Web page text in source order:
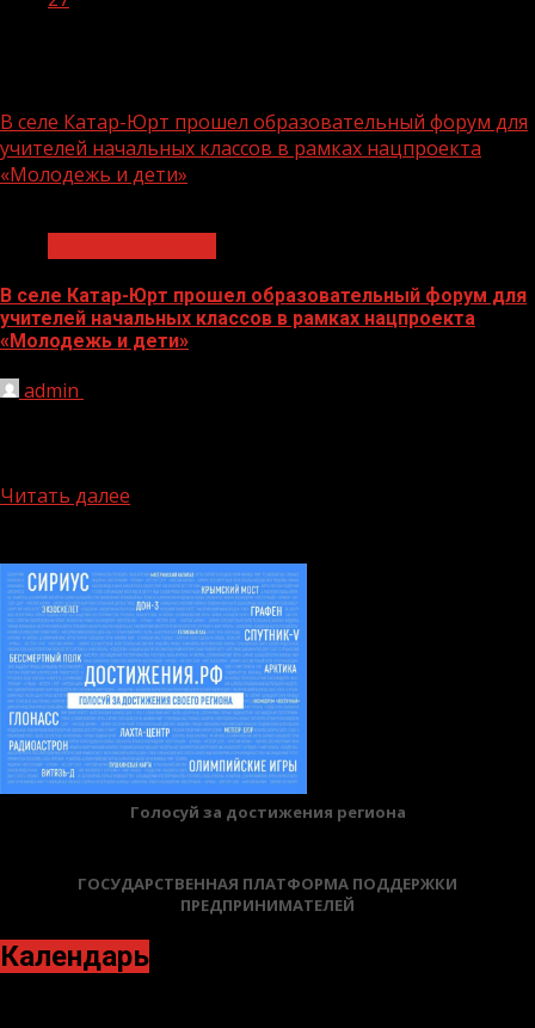
В селе Катар-Юрт прошел образовательный форум для
учителей начальных классов в рамках нацпроекта
«Молодежь и дети»
В селе Катар-Юрт прошел образовательный форум для
учителей начальных классов в рамках нацпроекта
«Молодежь и дети»
admin
Читать далее
Голосуй за достижения региона
ГОСУДАРСТВЕННАЯ ПЛАТФОРМА ПОДДЕРЖКИ
ПРЕДПРИНИМАТЕЛЕЙ
Календарь